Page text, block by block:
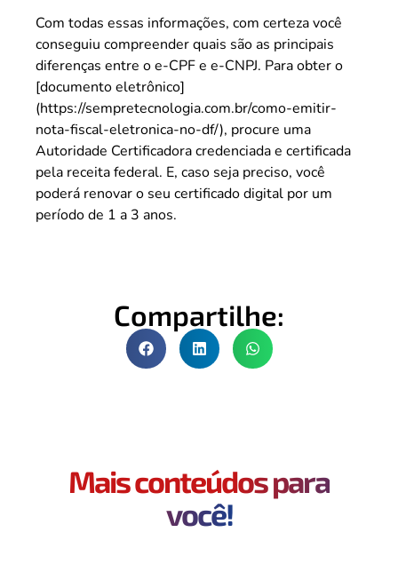
Com todas essas informações, com certeza você
conseguiu compreender quais são as principais
diferenças entre o e-CPF e e-CNPJ. Para obter o
[documento eletrônico]
(https://sempretecnologia.com.br/como-emitir-
nota-fiscal-eletronica-no-df/), procure uma
Autoridade Certificadora credenciada e certificada
pela receita federal. E, caso seja preciso, você
poderá renovar o seu certificado digital por um
período de 1 a 3 anos.
Compartilhe:
Mais conteúdos para
você!